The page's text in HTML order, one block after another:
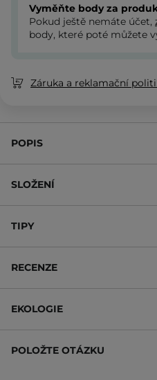
Vyměňte body za
Pokud ještě nemáte účet,
body, které poté můžete
Záruka a reklamační
POPIS
SLOŽENÍ
TIPY
RECENZE
EKOLOGIE
POLOŽTE OTÁZKU